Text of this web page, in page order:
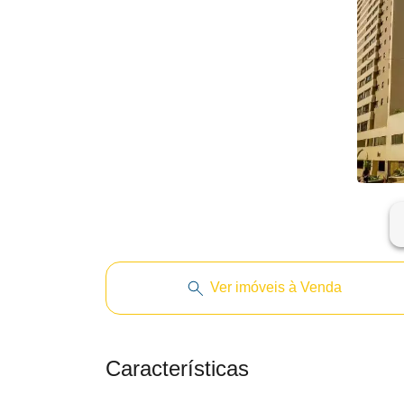
Ver imóveis à Venda
Características